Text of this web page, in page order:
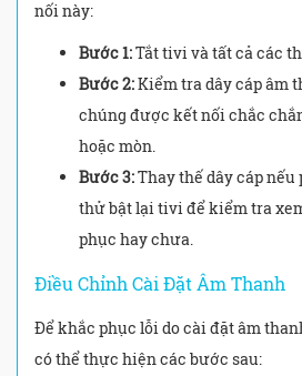
nối này:
Bước 1:Tắt tivi và tất cả các
Bước 2:Kiểm tra dây cáp âm
chúng được kết nối chắc
hoặc mòn.
Bước 3:Thay thế dây cáp
thử bật lại tivi để kiểm tra
phục hay chưa.
Điều Chỉnh Cài Đặt Âm Thanh
Để khắc phục lỗi do cài đặt âm
có thể thực hiện các bước sau: